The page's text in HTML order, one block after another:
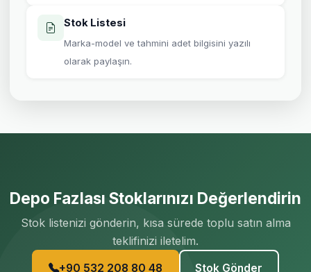
Stok Listesi
Marka-model ve tahmini adet bilgisini yazılı
olarak paylaşın.
Depo Fazlası Stoklarınızı Değerlendirin
Stok listenizi gönderin, kısa sürede toplu satın alma
teklifinizi iletelim.
+90 532 208 80 48 Stok Gönder